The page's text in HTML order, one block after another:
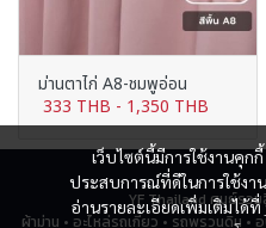
ม่านตาไก่ A8-ชมพูอ่อน
333 THB - 1,350 THB
เว็บไซต์นี้มีการใช้งานคุ
ประสบการณ์ที่ดีในการใช้งา
อ่านรายละเอียดเพิ่มเติมได้ที่
YF Thailand ศูนย์รว
ผ้าม่าน • อะไหล่รถเกี่ยว • รถพรวนดิน •